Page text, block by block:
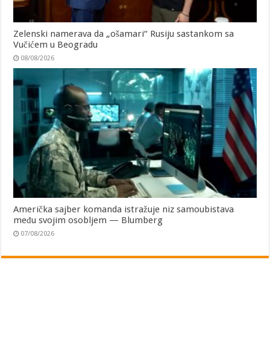
Zelenski namerava da „ošamari“ Rusiju sastankom sa
Vučićem u Beogradu
08/08/2026
Američka sajber komanda istražuje niz samoubistava
među svojim osobljem — Blumberg
07/08/2026